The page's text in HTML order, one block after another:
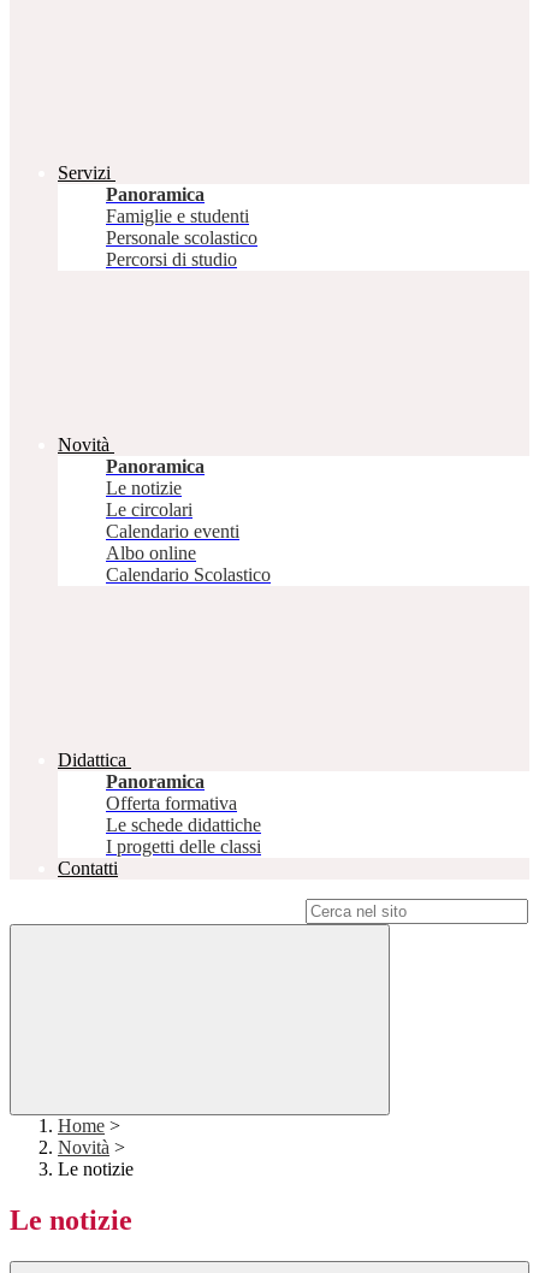
Servizi
Panoramica
Famiglie e studenti
Personale scolastico
Percorsi di studio
Novità
Panoramica
Le notizie
Le circolari
Calendario eventi
Albo online
Calendario Scolastico
Didattica
Panoramica
Offerta formativa
Le schede didattiche
I progetti delle classi
Contatti
Home >
Novità >
Le notizie
Le notizie